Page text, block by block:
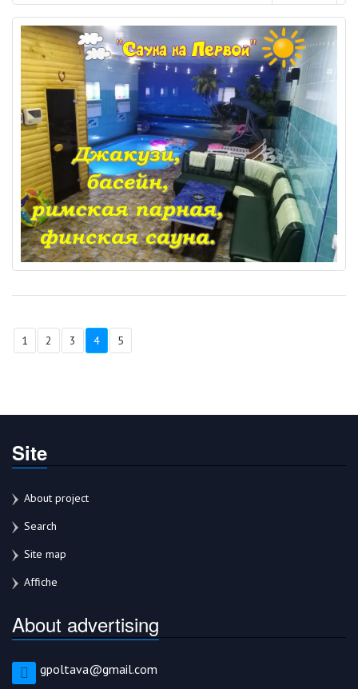
1 2 3 4 5
Site
About project
Search
Site map
Affiche
About advertising
gpoltava@gmail.com